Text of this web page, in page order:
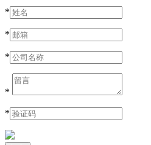
*
*
*
*
*